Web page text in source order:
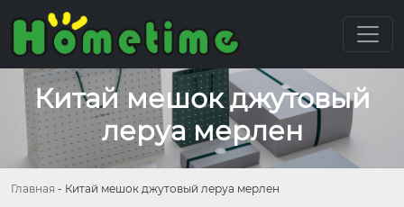
Китай мешок джутовый
леруа мерлен
Главная - Китай мешок джутовый леруа мерлен